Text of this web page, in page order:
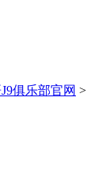
俱乐部官网 >